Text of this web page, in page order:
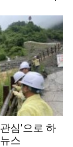
심’으로 하
스